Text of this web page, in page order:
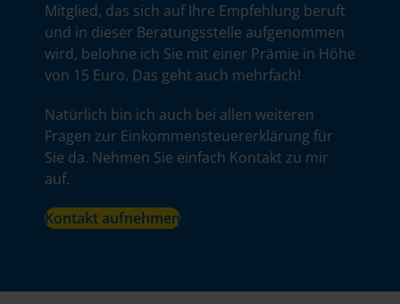
Mitglied, das sich auf Ihre Empfehlung beruft
und in dieser Beratungsstelle aufgenommen
wird, belohne ich Sie mit einer Prämie in Höhe
von 15 Euro. Das geht auch mehrfach!
Natürlich bin ich auch bei allen weiteren
Fragen zur Einkommensteuererklärung für
Sie da. Nehmen Sie einfach Kontakt zu mir
auf.
Kontakt aufnehmen